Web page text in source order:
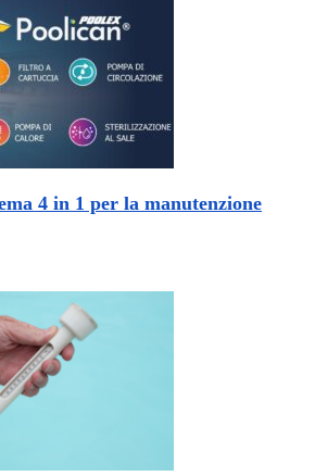
4 in 1 per la manutenzione